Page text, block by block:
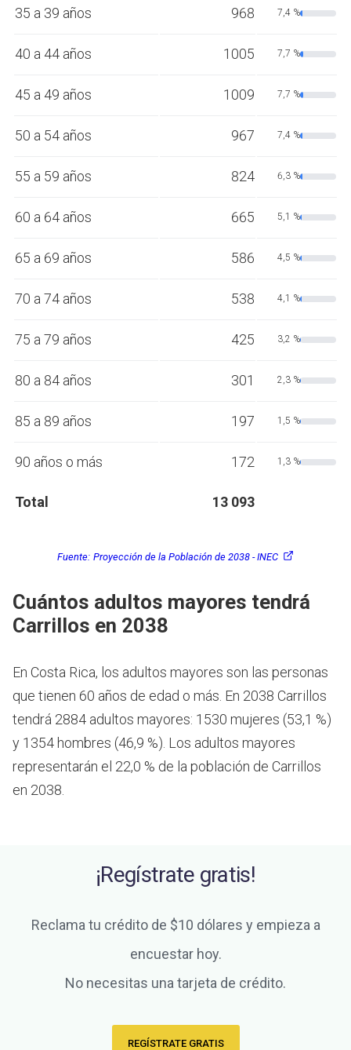
35 a 39 años 968 7,4 %
40 a 44 años 1005 7,7 %
45 a 49 años 1009 7,7 %
50 a 54 años 967 7,4 %
55 a 59 años 824 6,3 %
60 a 64 años 665 5,1 %
65 a 69 años 586 4,5 %
70 a 74 años 538 4,1 %
75 a 79 años 425 3,2 %
80 a 84 años 301 2,3 %
85 a 89 años 197 1,5 %
90 años o más 172 1,3 %
Total 13 093
Fuente: Proyección de la Población de 2038 - INEC
Cuántos adultos mayores tendrá
Carrillos en 2038
En Costa Rica, los adultos mayores son las personas
que tienen 60 años de edad o más. En 2038 Carrillos
tendrá 2884 adultos mayores: 1530 mujeres (53,1 %)
y 1354 hombres (46,9 %). Los adultos mayores
representarán el 22,0 % de la población de Carrillos
en 2038.
¡Regístrate gratis!
Reclama tu crédito de $10 dólares y empieza a
encuestar hoy.
No necesitas una tarjeta de crédito.
REGÍSTRATE GRATIS